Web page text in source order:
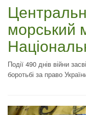
морський
Події 490 днів війни
боротьбі за право